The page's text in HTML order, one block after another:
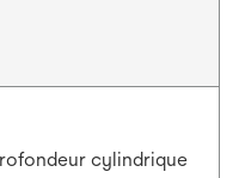
cylindrique